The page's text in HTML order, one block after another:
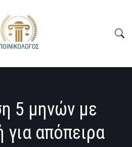
5 μηνών με
για απόπειρα